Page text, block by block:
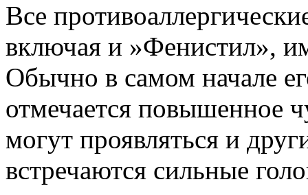
Все
включая и »Фенистил»,
Обычно в самом начале
отмечается повышенное
могут проявляться и
встречаются сильные